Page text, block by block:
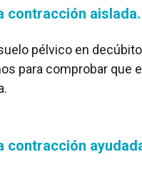
contracción aislada.
pélvico en
para comprobar que
contracción